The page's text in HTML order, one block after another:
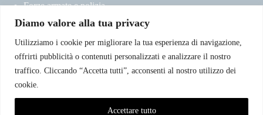
Diamo valore alla tua privacy
Utilizziamo i cookie per migliorare la tua esperienza di navigazione,
offrirti pubblicità o contenuti personalizzati e analizzare il nostro
traffico. Cliccando “Accetta tutti”, acconsenti al nostro utilizzo dei
cookie.
Accettare tutto
Forze armate e polizia
Concorsi pubblici
Pubblico impiego
Contratti con la pubblica amministrazione
Vittime del dovere ed equiparati
CONTATTI